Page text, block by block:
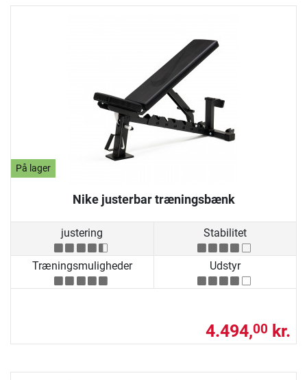
På lager
Nike justerbar træningsbænk
justering Stabilitet
Træningsmuligheder Udstyr
4.494,00 kr.